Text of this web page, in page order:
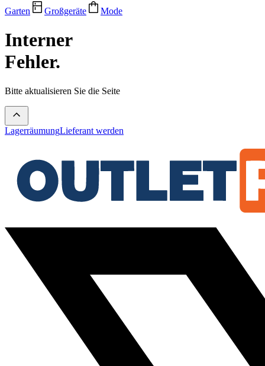
Garten
Großgeräte Mode
Interner
Fehler.
Bitte aktualisieren Sie die Seite
LagerräumungLieferant werden